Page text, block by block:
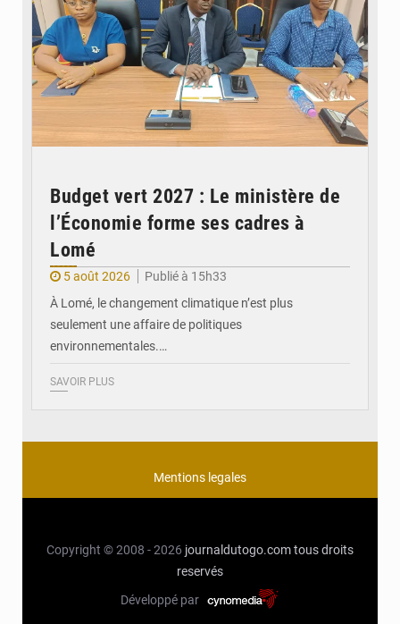
Budget vert 2027 : Le ministère de
l’Économie forme ses cadres à
Lomé
5 août 2026
Publié à 15h33
À Lomé, le changement climatique n’est plus
seulement une affaire de politiques
environnementales.…
SAVOIR PLUS
Mentions legales
Copyright © 2008 - 2026 journaldutogo.comtous droits
reservés
Développé par